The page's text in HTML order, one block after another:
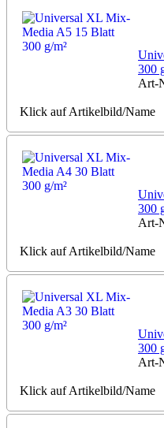
300
Art-
Klick auf Artikelbild/Name
300
Art-
Klick auf Artikelbild/Name
300
Art-
Klick auf Artikelbild/Name